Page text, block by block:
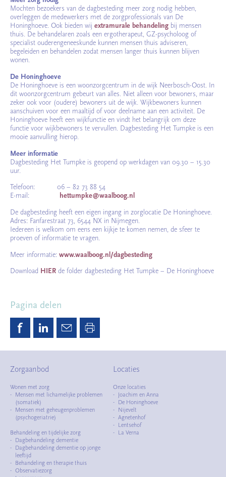
Mochten bezoekers van de dagbesteding meer zorg nodig hebben,
overleggen de medewerkers met de zorgprofessionals van De
Honinghoeve. Ook bieden wij extramurale behandeling bij mensen
thuis. De behandelaren zoals een ergotherapeut, GZ-psycholoog of
specialist ouderengeneeskunde kunnen mensen thuis adviseren,
begeleiden en behandelen zodat mensen langer thuis kunnen blijven
wonen.
De Honinghoeve
De Honinghoeve is een woonzorgcentrum in de wijk Neerbosch-Oost. In
dit woonzorgcentrum gebeurt van alles. Niet alleen voor bewoners, maar
zeker ook voor (oudere) bewoners uit de wijk. Wijkbewoners kunnen
aanschuiven voor een maaltijd of voor deelname aan een activiteit. De
Honinghoeve heeft een wijkfunctie en vindt het belangrijk om deze
functie voor wijkbewoners te vervullen. Dagbesteding Het Tumpke is een
mooie aanvulling hierop.
Meer informatie
Dagbesteding Het Tumpke is geopend op werkdagen van 09.30 – 15.30
uur.
Telefoon: 06 – 82 73 88 54
E-mail:
hettumpke@waalboog.nl
De dagbesteding heeft een eigen ingang in zorglocatie De Honinghoeve.
Adres: Fanfarestraat 73, 6544 NX in Nijmegen.
Iedereen is welkom om eens een kijkje te komen nemen, de sfeer te
proeven of informatie te vragen.
Meer informatie: www.waalboog.nl/dagbesteding
Download HIER de folder dagbesteding Het Tumpke – De Honinghoeve
Pagina delen
Zorgaanbod
Wonen met zorg
Mensen met lichamelijke problemen
(somatiek)
Mensen met geheugenproblemen
(psychogeriatrie)
Behandeling en tijdelijke zorg
Dagbehandeling dementie
Dagbehandeling dementie op jonge
leeftijd
Behandeling en therapie thuis
Observatiezorg
Locaties
Onze locaties
Joachim en Anna
De Honinghoeve
Nijevelt
Agnetenhof
Lentsehof
La Verna